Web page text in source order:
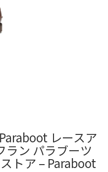
レースア
ラン パラブーツ
トア – Paraboot